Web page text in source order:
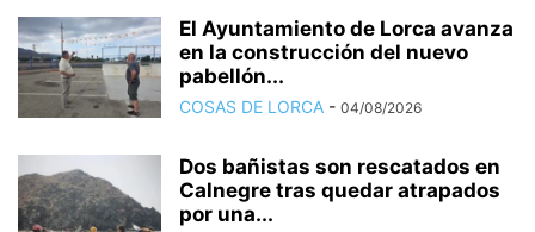
El Ayuntamiento de Lorca avanza
en la construcción del nuevo
pabellón...
COSAS DE LORCA - 04/08/2026
Dos bañistas son rescatados en
Calnegre tras quedar atrapados
por una...